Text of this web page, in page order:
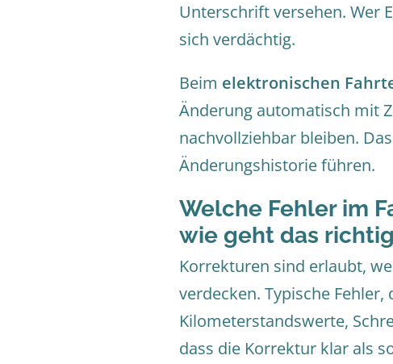
Unterschrift versehen. Wer
sich verdächtig.
Beim elektronischen
Änderung automatisch mit
nachvollziehbar bleiben.
Änderungshistorie führen.
Welche Fehler im
wie geht das
Korrekturen sind erlaubt,
verdecken. Typische
Kilometerstandswerte,
dass die Korrektur klar als